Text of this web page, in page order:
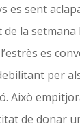
es sent
la setmana
es
per
Això
de donar